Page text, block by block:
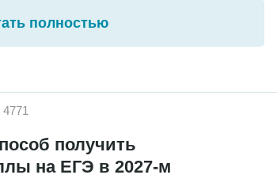
полностью
4771
получить
на ЕГЭ в 2027-м